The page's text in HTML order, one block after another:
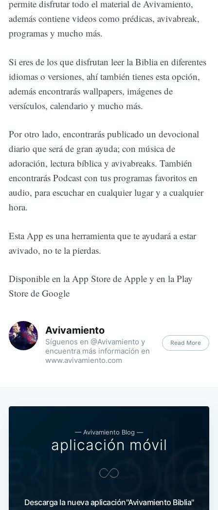
permite disfrutar todo el material de Avivamiento,
además contiene videos como prédicas, avivabreak,
programas y mucho más.
Si eres de los que disfrutan leer la Biblia en diferentes
idiomas o versiones, ahí también tienes esta opción,
además encontrarás wallpapers, imágenes de
versículos, calendario y mucho más.
Por otro lado, encontrarás publicado un devocional
diario que será de gran ayuda; con música de
adoración, lectura bíblica y avivabreaks. También
encontrarás Podcast con tus programas favoritos en
audio, para escuchar en cualquier lugar y a cualquier
hora.
Esta App es una herramienta que te ayudará a estar
avivado, no te la pierdas.
Disponible en la App Store de Apple y en la Play
Store de Google
Avivamiento
Síguenos en @Avivamiento y
encuentra más información en
www.avivamiento.com
Read More
— Avivamiento Blog —
aplicación móvil
Descarga la nueva aplicación"Avivamiento Biblia"